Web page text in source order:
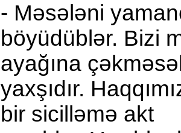
- Məsələni
böyüdüblər. Bizi
aya­ğına
yaxşıdır.
bir sicilləmə akt